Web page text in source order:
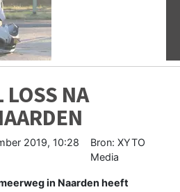
LOSS NA
2019, 10:28
Bron: XYTO
Media
in Naarden heeft